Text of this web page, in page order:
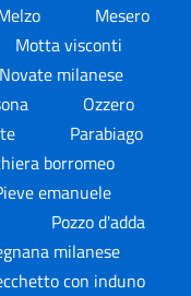
Mesero
Motta visconti
Novate milanese
Ozzero
Parabiago
borromeo
emanuele
Pozzo d'adda
milanese
con induno